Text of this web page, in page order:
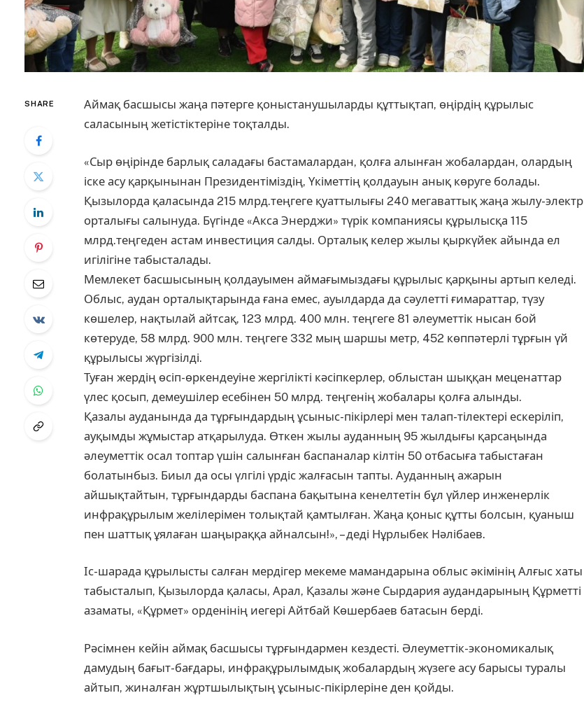
SHARE
Аймақ басшысы жаңа пәтерге қоныстанушыларды құттықтап, өңірдің құрылыс
саласының жетістіктеріне тоқталды.
«Сыр өңірінде барлық саладағы бастамалардан, қолға алынған жобалардан, олардың
іске асу қарқынынан Президентіміздің, Үкіметтің қолдауын анық көруге болады.
Қызылорда қаласында 215 млрд.теңгеге қуаттылығы 240 мегаваттық жаңа жылу-электр
орталығы салынуда. Бүгінде «Акса Энерджи» түрік компаниясы құрылысқа 115
млрд.теңгеден астам инвестиция салды. Орталық келер жылы қыркүйек айында ел
игілігіне табысталады.
Мемлекет басшысының қолдауымен аймағымыздағы құрылыс қарқыны артып келеді.
Облыс, аудан орталықтарында ғана емес, ауылдарда да сәулетті ғимараттар, түзу
көшелер, нақтылай айтсақ, 123 млрд. 400 млн. теңгеге 81 әлеуметтік нысан бой
көтеруде, 58 млрд. 900 млн. теңгеге 332 мың шаршы метр, 452 көппәтерлі тұрғын үй
құрылысы жүргізілді.
Туған жердің өсіп-өркендеуіне жергілікті кәсіпкерлер, облыстан шыққан меценаттар
үлес қосып, демеушілер есебінен 50 млрд. теңгенің жобалары қолға алынды.
Қазалы ауданында да тұрғындардың ұсыныс-пікірлері мен талап-тілектері ескеріліп,
ауқымды жұмыстар атқарылуда. Өткен жылы ауданның 95 жылдығы қарсаңында
әлеуметтік осал топтар үшін салынған баспаналар кілтін 50 отбасыға табыстаған
болатынбыз. Биыл да осы үлгілі үрдіс жалғасын тапты. Ауданның ажарын
айшықтайтын, тұрғындарды баспана бақытына кенелтетін бұл үйлер инженерлік
инфрақұрылым желілерімен толықтай қамтылған. Жаңа қоныс құтты болсын, қуаныш
пен шаттық ұялаған шаңыраққа айналсын!», – деді Нұрлыбек Нәлібаев.
Іс-шарада құрылысты салған мердігер мекеме мамандарына облыс әкімінің Алғыс хаты
табысталып, Қызылорда қаласы, Арал, Қазалы және Сырдария аудандарының Құрметті
азаматы, «Құрмет» орденінің иегері Айтбай Көшербаев батасын берді.
Рәсімнен кейін аймақ басшысы тұрғындармен кездесті. Әлеуметтік-экономикалық
дамудың бағыт-бағдары, инфрақұрылымдық жобалардың жүзеге асу барысы туралы
айтып, жиналған жұртшылықтың ұсыныс-пікірлеріне ден қойды.